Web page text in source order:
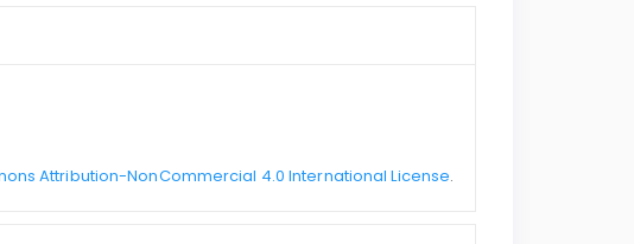
Attribution-NonCommercial 4.0 International License.